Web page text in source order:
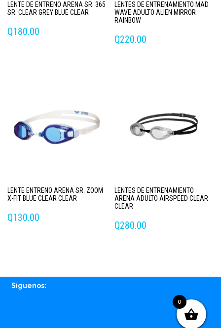
LENTE DE ENTRENO ARENA SR. 365
SR. CLEAR GREY BLUE CLEAR
Q180.00
LENTES DE ENTRENAMIENTO MAD
WAVE ADULTO ALIEN MIRROR
RAINBOW
Q220.00
opciones
de
producto
LENTE ENTRENO ARENA SR. ZOOM
X-FIT BLUE CLEAR CLEAR
Q130.00
LENTES DE ENTRENAMIENTO
ARENA ADULTO AIRSPEED CLEAR
CLEAR
Q280.00
Síguenos:
0